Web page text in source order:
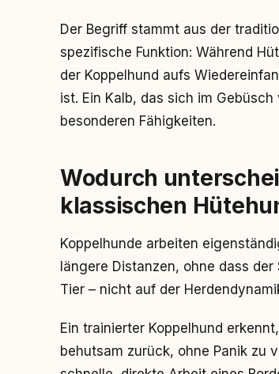
Der Begriff stammt aus der
spezifische Funktion: Während
der Koppelhund aufs
ist. Ein Kalb, das sich im
besonderen Fähigkeiten.
Wodurch
klassischen
Koppelhunde arbeiten
längere Distanzen, ohne dass
Tier – nicht auf der
Ein trainierter Koppelhund
behutsam zurück, ohne Panik zu